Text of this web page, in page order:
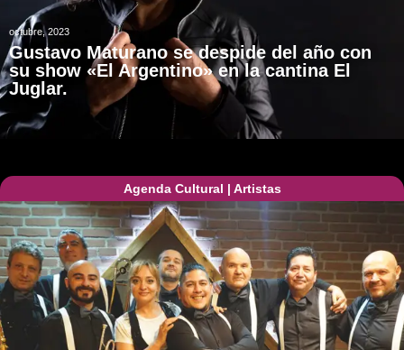
octubre, 2023
Gustavo Maturano se despide del año con
su show «El Argentino» en la cantina El
Juglar.
Agenda Cultural | Artistas